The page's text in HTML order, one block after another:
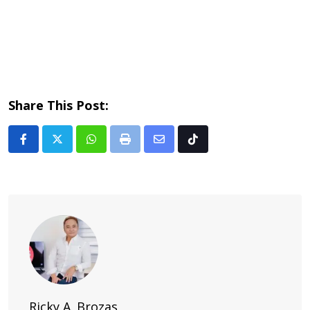
Share This Post:
Whatsapp
Print
Share Tiktok
Ricky A. Brozas